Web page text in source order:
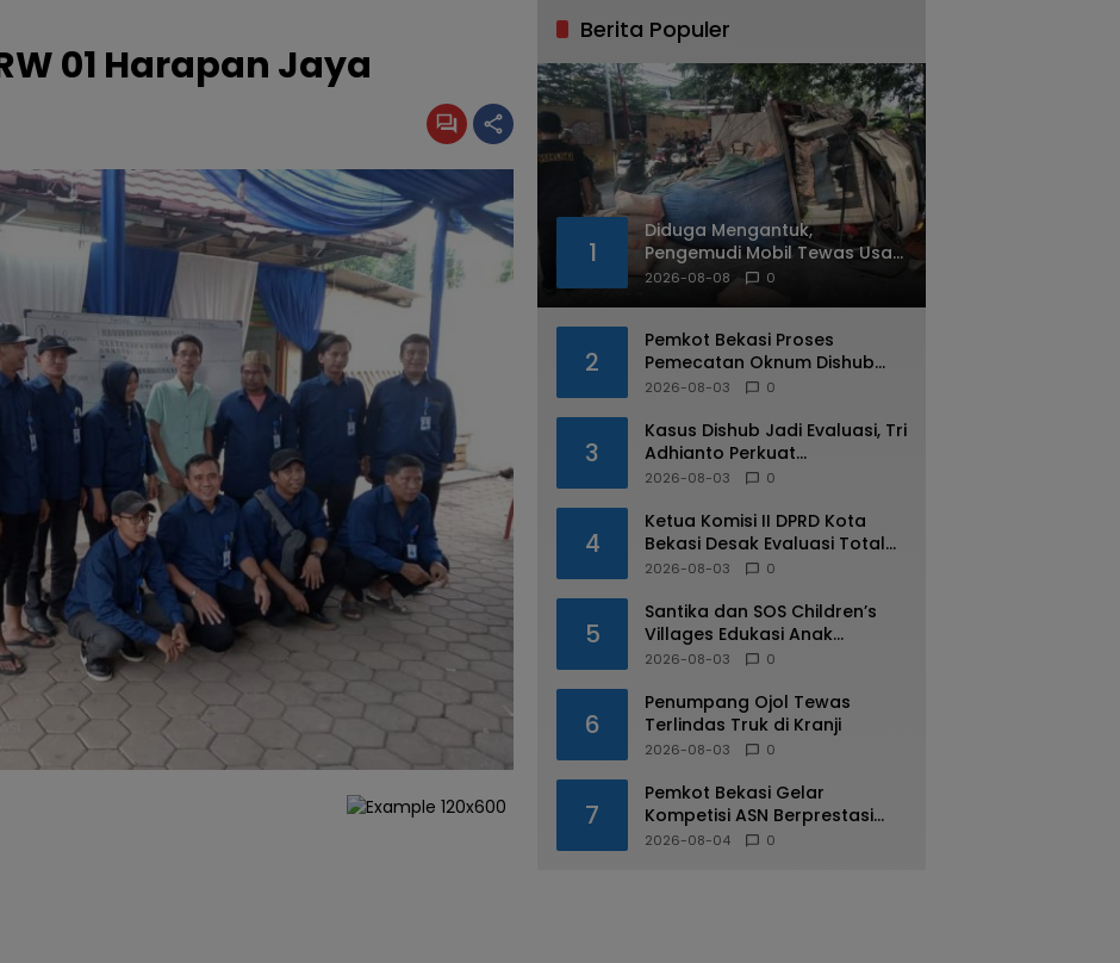
01 Harapan Jaya
Berita Populer
1
Diduga Mengantuk,
Pengemudi Mobil Tewas Usai
Tabrak Pohon di Jatiasih
2026-08-08 0
2
Pemkot Bekasi Proses
Pemecatan Oknum Dishub
Yang Diduga Lakukan Pungli
2026-08-03 0
3
Kasus Dishub Jadi Evaluasi, Tri
Adhianto Perkuat
Pengawasan Aparatur
2026-08-03 0
4
Ketua Komisi II DPRD Kota
Bekasi Desak Evaluasi Total
Usai Dugaan Pungli Oknum
2026-08-03 0
5
Santika dan SOS Children’s
Villages Edukasi Anak
Mengenal Industri Perhotelan
2026-08-03 0
6
Penumpang Ojol Tewas
Terlindas Truk di Kranji
2026-08-03 0
7
Pemkot Bekasi Gelar
Kompetisi ASN Berprestasi
pada HUT RI ke-81
2026-08-04 0